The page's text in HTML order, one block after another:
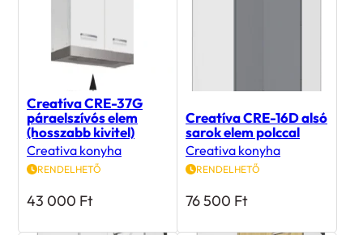
Creatíva CRE-37G
páraelszívós elem
(hosszabb kivitel)
Creativa konyha
RENDELHETŐ
43 000
Creatíva CRE-16D alsó
sarok elem polccal
Creativa konyha
RENDELHETŐ
76 500